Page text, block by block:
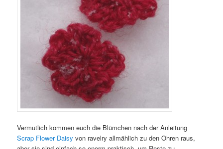
Vermutlich kommen euch die Blümchen nach der Anleitung
Scrap Flower Daisy von ravelry allmählich zu den Ohren raus,